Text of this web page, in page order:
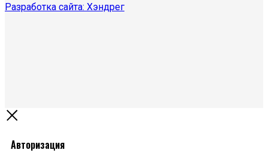
Разработка сайта: Хэндрег
Авторизация